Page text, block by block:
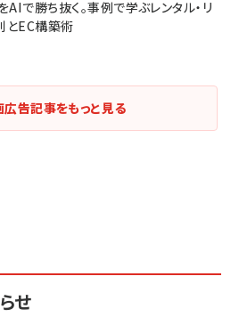
AIで勝ち抜く。事例で学ぶレンタル・リ
とEC構築術
告記事をもっと見る
せ